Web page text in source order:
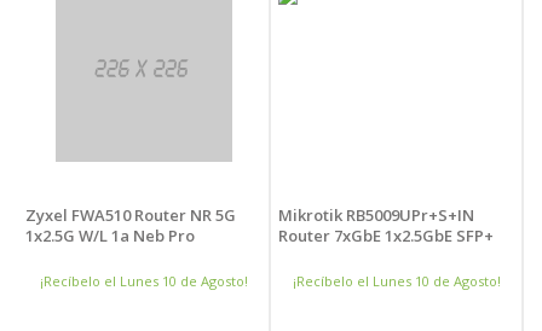
Zyxel FWA510 Router NR 5G
1x2.5G W/L 1a Neb Pro
¡Recíbelo el Lunes 10 de Agosto!
Mikrotik RB5009UPr+S+IN
Router 7xGbE 1x2.5GbE SFP+
¡Recíbelo el Lunes 10 de Agosto!